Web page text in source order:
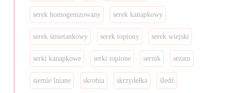
serek homogenizowany serek kanapkowy
serek śmietankowy serek topiony serek wiejski
serki kanapkowe serki topione sernik sezam
siemie lniane skrobia skrzydełka śledź